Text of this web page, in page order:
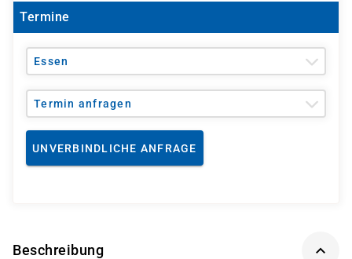
Termine
Essen
Termin anfragen
UNVERBINDLICHE ANFRAGE
Beschreibung